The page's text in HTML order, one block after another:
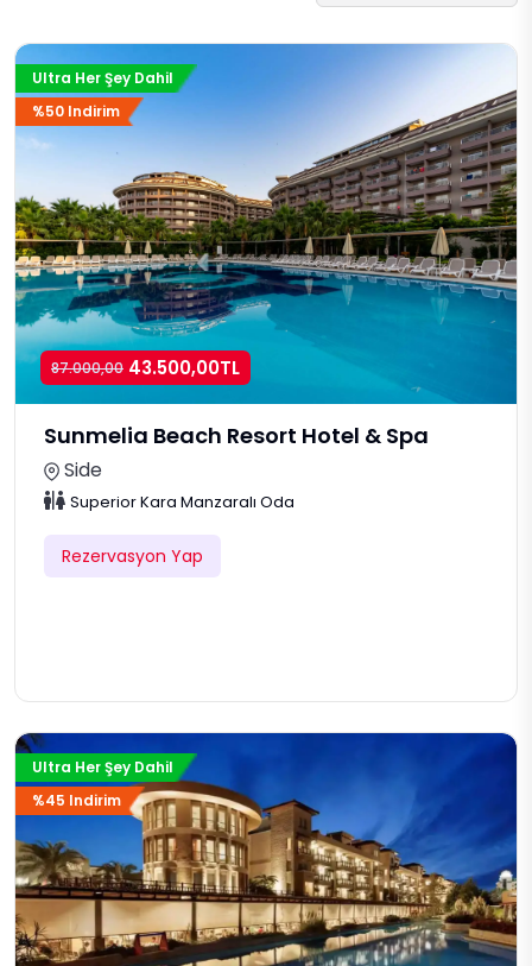
Ultra Her Şey Dahil
%50 Indirim
87.000,00 43.500,00TL
Sunmelia Beach Resort Hotel & Spa
Side
Superior Kara Manzaralı Oda
Rezervasyon Yap
Ultra Her Şey Dahil
%45 Indirim